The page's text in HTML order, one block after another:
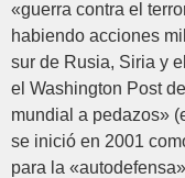
«guerra contra el
habiendo acciones
sur de Rusia, Siria y
el Washington Post
mundial a pedazos»
se inició en 2001
para la